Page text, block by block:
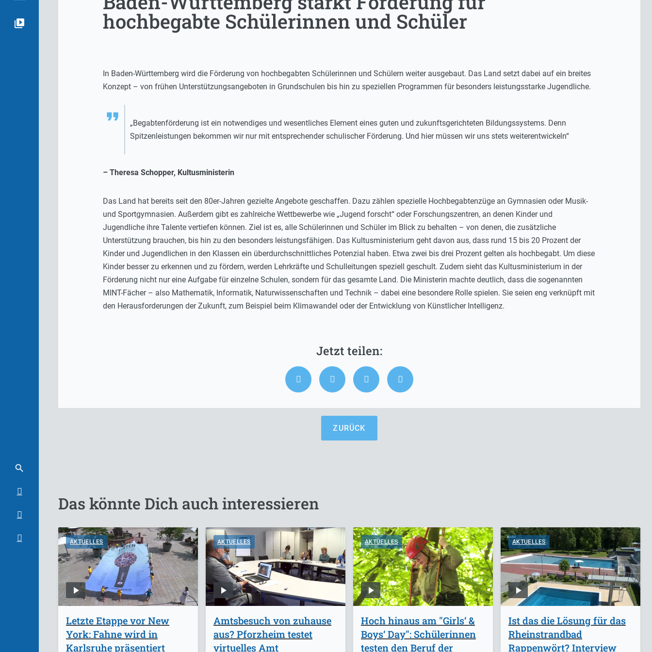
hochbegabte Schülerinnen und Schüler
In Baden-Württemberg wird die Förderung von hochbegabten Schülerinnen und Schülern weiter ausgebaut. Das Land setzt dabei auf ein breites
Konzept – von frühen Unterstützungsangeboten in Grundschulen bis hin zu speziellen Programmen für besonders leistungsstarke Jugendliche.
„Begabtenförderung ist ein notwendiges und wesentliches Element eines guten und zukunftsgerichteten Bildungssystems. Denn
Spitzenleistungen bekommen wir nur mit entsprechender schulischer Förderung. Und hier müssen wir uns stets weiterentwickeln“
– Theresa Schopper, Kultusministerin
Das Land hat bereits seit den 80er-Jahren gezielte Angebote geschaffen. Dazu zählen spezielle Hochbegabtenzüge an Gymnasien oder Musik-
und Sportgymnasien. Außerdem gibt es zahlreiche Wettbewerbe wie „Jugend forscht“ oder Forschungszentren, an denen Kinder und
Jugendliche ihre Talente vertiefen können. Ziel ist es, alle Schülerinnen und Schüler im Blick zu behalten – von denen, die zusätzliche
Unterstützung brauchen, bis hin zu den besonders leistungsfähigen. Das Kultusministerium geht davon aus, dass rund 15 bis 20 Prozent der
Kinder und Jugendlichen in den Klassen ein überdurchschnittliches Potenzial haben. Etwa zwei bis drei Prozent gelten als hochbegabt. Um diese
Kinder besser zu erkennen und zu fördern, werden Lehrkräfte und Schulleitungen speziell geschult. Zudem sieht das Kultusministerium in der
Förderung nicht nur eine Aufgabe für einzelne Schulen, sondern für das gesamte Land. Die Ministerin machte deutlich, dass die sogenannten
MINT-Fächer – also Mathematik, Informatik, Naturwissenschaften und Technik – dabei eine besondere Rolle spielen. Sie seien eng verknüpft mit
den Herausforderungen der Zukunft, zum Beispiel beim Klimawandel oder der Entwicklung von Künstlicher Intelligenz.
ZURÜCK
Das könnte Dich auch interessieren
AKTUELLES
Letzte Etappe vor New
York: Fahne wird in
Karlsruhe präsentiert
AKTUELLES
Amtsbesuch von zuhause
aus? Pforzheim testet
virtuelles Amt
AKTUELLES
Hoch hinaus am "Girls‘ &
Boys‘ Day": Schülerinnen
testen den Beruf der
AKTUELLES
Ist das die Lösung für das
Rheinstrandbad
Rappenwört? Interview